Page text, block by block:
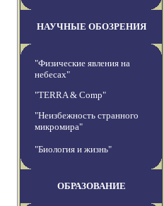
НАУЧНЫЕ ОБОЗРЕНИЯ
"Физические явления на
небесах"
"TERRA & Comp"
"Неизбежность странного
микромира"
"Биология и жизнь"
ОБРАЗОВАНИЕ